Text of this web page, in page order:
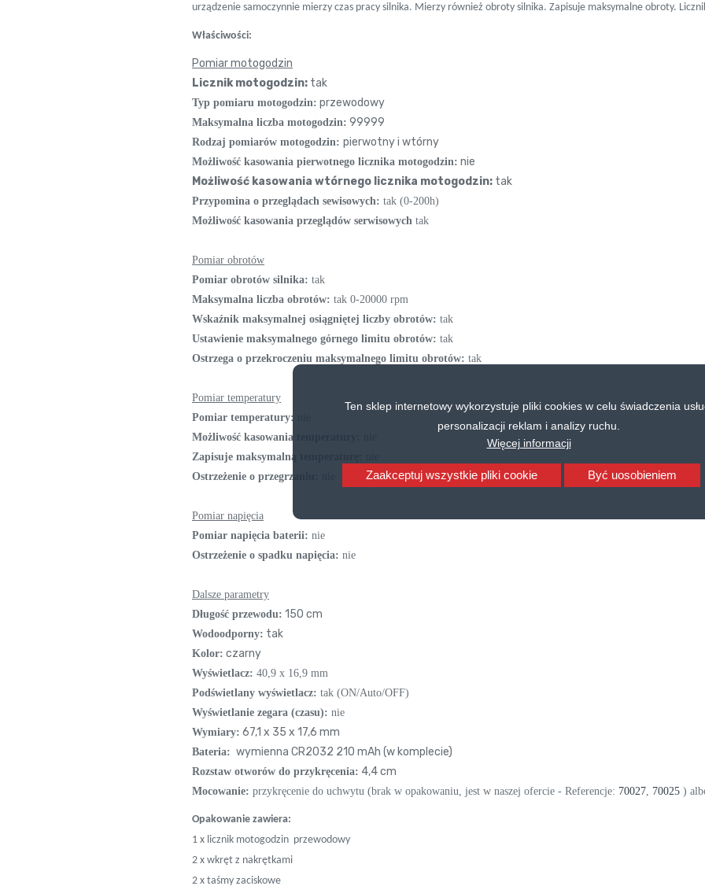
Ten sklep internetowy wykorzystuje pliki cookies w celu świadczenia
personalizacji reklam i analizy ruchu.
Więcej informacji
Zaakceptuj wszystkie pliki cookie Być uosobieniem
urządzenie samoczynnie mierzy czas pracy silnika. Mierzy również obroty silnika. Zapisuje maksymalne obroty.
Właściwości:
Pomiar motogodzin
Licznik motogodzin: tak
Typ pomiaru motogodzin: przewodowy
Maksymalna liczba motogodzin: 99999
Rodzaj pomiarów motogodzin: pierwotny i wtórny
Możliwość kasowania pierwotnego licznika motogodzin: nie
Możliwość kasowania wtórnego licznika motogodzin: tak
Przypomina o przeglądach sewisowych: tak (0-200h)
Możliwość kasowania przeglądów serwisowych tak
Pomiar obrotów
Pomiar obrotów silnika: tak
Maksymalna liczba obrotów: tak 0-20000 rpm
Wskaźnik maksymalnej osiągniętej liczby obrotów: tak
Ustawienie maksymalnego górnego limitu obrotów: tak
Ostrzega o przekroczeniu maksymalnego limitu obrotów: tak
Pomiar temperatury
Pomiar temperatury:
Możliwość kasowania temperatury:
Zapisuje maksymalną temperaturę:
Ostrzeżenie o przegrzaniu:
Pomiar napięcia
Pomiar napięcia baterii: nie
Ostrzeżenie o spadku napięcia: nie
Dalsze parametry
Długość przewodu: 150 cm
Wodoodporny: tak
Kolor: czarny
Wyświetlacz: 40,9 x 16,9 mm
Podświetlany wyświetlacz: tak (ON/Auto/OFF)
Wyświetlanie zegara (czasu): nie
Wymiary: 67,1 x 35 x 17,6 mm
Bateria: wymienna CR2032 210 mAh (w komplecie)
Rozstaw otworów do przykręcenia: 4,4 cm
Mocowanie: przykręcenie do uchwytu (brak w opakowaniu, jest w naszej ofercie - Referencje: 70027 70025 )
Opakowanie zawiera:
1 x licznik motogodzin przewodowy
2 x wkręt z nakrętkami
2 x taśmy zaciskowe